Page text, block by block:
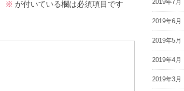
※ が付いている欄は必須項目です 2019年7月
2019年6月
2019年5月
2019年4月
2019年3月